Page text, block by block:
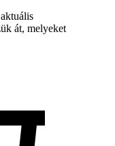
át, melyeket